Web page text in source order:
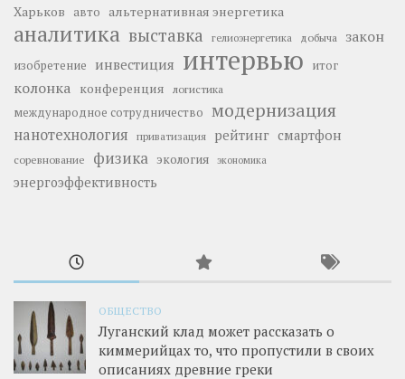
Харьков авто альтернативная энергетика
аналитика выставка гелиоэнергетика добыча закон
изобретение инвестиция интервью итог
колонка конференция логистика
международное сотрудничество модернизация
нанотехнология приватизация рейтинг смартфон
соревнование физика экология экономика
энергоэффективность
ОБЩЕСТВО
Луганский клад может рассказать о
киммерийцах то, что пропустили в своих
описаниях древние греки